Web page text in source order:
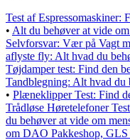
Test af Espressomaskiner:
• Alt du behøver at vide
Selvforsvar: Vær på Vagt
aflyste fly: Alt hvad du
Tøjdamper test: Find den
Tandblegning: Alt hvad du
• Plæneklipper Test: Find
Trådløse Høretelefoner
du behøver at vide om
om DAO Pakkeshop,